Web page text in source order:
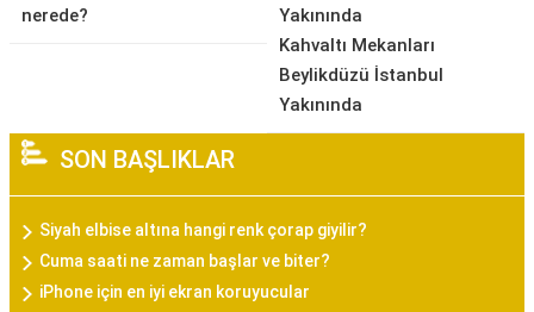
nerede?
Yakınında
Kahvaltı Mekanları
Beylikdüzü İstanbul
Yakınında
SON BAŞLIKLAR
Siyah elbise altına hangi renk çorap giyilir?
Cuma saati ne zaman başlar ve biter?
iPhone için en iyi ekran koruyucular